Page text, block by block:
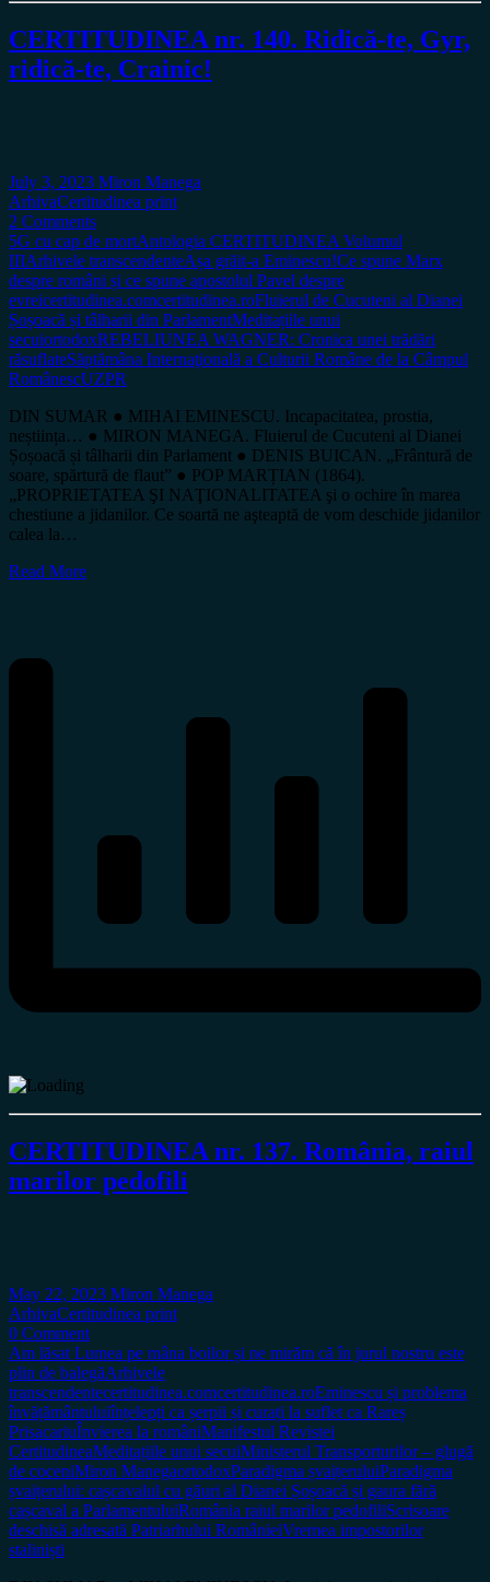
CERTITUDINEA nr. 140. Ridică-te, Gyr,
ridică-te, Crainic!
July 3, 2023 Miron Manega
ArhivaCertitudinea print
2 Comments
5G cu cap de mortAntologia CERTITUDINEA Volumul
IIIArhivele transcendenteAșa grăit-a Eminescu!Ce spune Marx
despre români și ce spune apostolul Pavel despre
evreicertitudinea.comcertitudinea.roFluierul de Cucuteni al Dianei
Șoșoacă și tâlharii din ParlamentMeditațiile unui
secuiortodoxREBELIUNEA WAGNER: Cronica unei trădări
răsuflateSăptămâna Internaţională a Culturii Române de la Câmpul
RomânescUZPR
DIN SUMAR ● MIHAI EMINESCU. Incapacitatea, prostia,
neștiința… ● MIRON MANEGA. Fluierul de Cucuteni al Dianei
Șoșoacă și tâlharii din Parlament ● DENIS BUICAN. „Frântură de
soare, spărtură de flaut” ● POP MARȚIAN (1864).
„PROPRIETATEA ŞI NAŢIONALITATEA şi o ochire în marea
chestiune a jidanilor. Ce soartă ne aşteaptă de vom deschide jidanilor
calea la…
Read More
CERTITUDINEA nr. 137. România, raiul
marilor pedofili
May 22, 2023 Miron Manega
ArhivaCertitudinea print
0 Comment
Am lăsat Lumea pe mâna boilor și ne mirăm că în jurul nostru este
plin de balegăArhivele
transcendentecertitudinea.comcertitudinea.roEminescu și problema
învățământuluiînțelepți ca șerpii și curați la suflet ca Rareș
PrisacariuÎnvierea la româniManifestul Revistei
CertitudineaMeditațiile unui secuiMinisterul Transporturilor – glugă
de coceniMiron ManegaortodoxParadigma șvaițeruluiParadigma
șvaițerului: cașcavalul cu găuri al Dianei Șoșoacă și gaura fără
cașcaval a ParlamentuluiRomânia raiul marilor pedofiliScrisoare
deschisă adresată Patriarhului RomânieiVremea impostorilor
staliniști